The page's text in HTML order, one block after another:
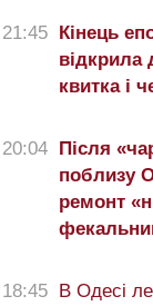
21:45
Кінець
відкрила
квитка і
20:04
Після
поблизу
ремонт
18:45
В Одесі